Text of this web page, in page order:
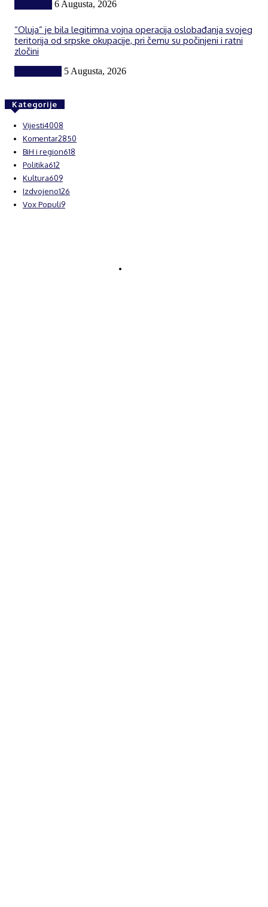
6 Augusta, 2026
“Oluja” je bila legitimna vojna operacija oslobađanja svojeg
teritorija od srpske okupacije, pri čemu su počinjeni i ratni
zločini
5 Augusta, 2026
Kategorije
Vijesti4008
Komentar2850
BiH i region618
Politika612
Kultura609
Izdvojeno126
Vox Populi9